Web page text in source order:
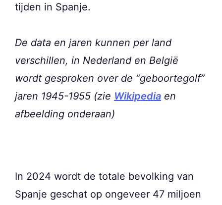
tijden in Spanje.
De data en jaren kunnen per land
verschillen, in Nederland en België
wordt gesproken over de “geboortegolf”
jaren 1945-1955 (zie Wikipedia en
afbeelding onderaan)
In 2024 wordt de totale bevolking van
Spanje geschat op ongeveer 47 miljoen